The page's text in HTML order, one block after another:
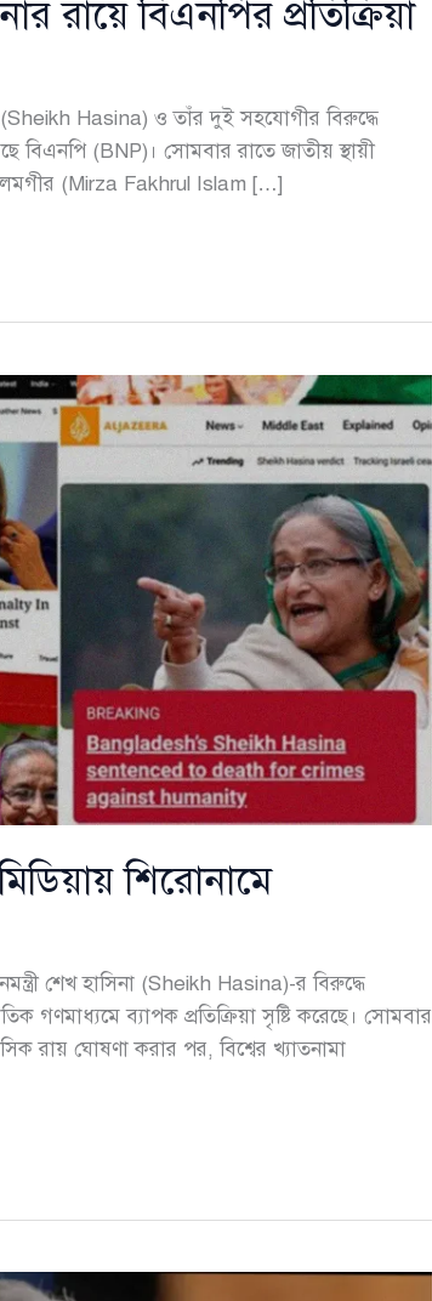
রায়ে বিএনপির প্রতিক্রিয়া
(Sheikh Hasina) ও তাঁর দুই সহযোগীর বিরুদ্ধে
বিএনপি (BNP)। সোমবার রাতে জাতীয় স্থায়ী
(Mirza Fakhrul Islam […]
শিরোনামে
শেখ হাসিনা (Sheikh Hasina)-র বিরুদ্ধে
গণমাধ্যমে ব্যাপক প্রতিক্রিয়া সৃষ্টি করেছে। সোমবার
রায় ঘোষণা করার পর, বিশ্বের খ্যাতনামা